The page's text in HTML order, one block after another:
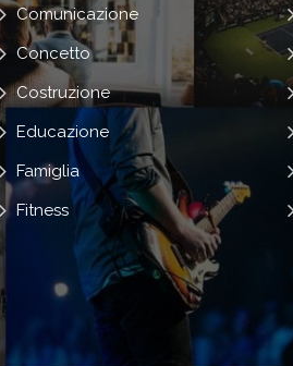
Comunicazione
Concetto
Costruzione
Educazione
Famiglia
Fitness